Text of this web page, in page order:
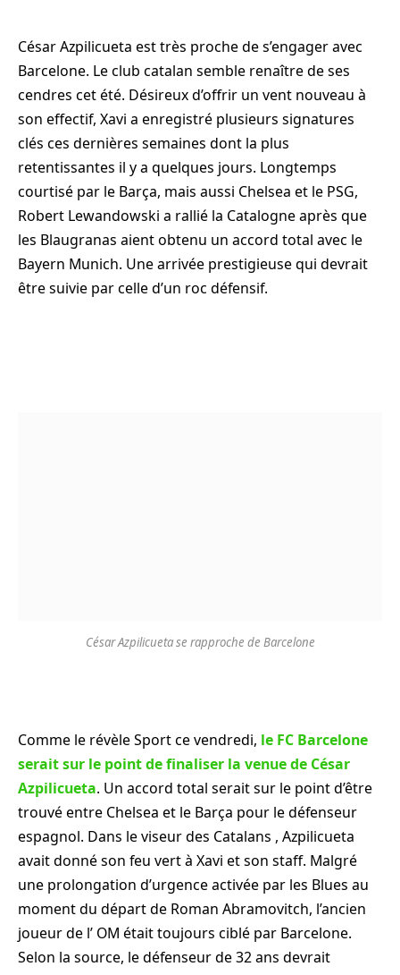
César Azpilicueta est très proche de s’engager avec
Barcelone. Le club catalan semble renaître de ses
cendres cet été. Désireux d’offrir un vent nouveau à
son effectif, Xavi a enregistré plusieurs signatures
clés ces dernières semaines dont la plus
retentissantes il y a quelques jours. Longtemps
courtisé par le Barça, mais aussi Chelsea et le PSG,
Robert Lewandowski a rallié la Catalogne après que
les Blaugranas aient obtenu un accord total avec le
Bayern Munich. Une arrivée prestigieuse qui devrait
être suivie par celle d’un roc défensif.
César Azpilicueta se rapproche de Barcelone
Comme le révèle Sport ce vendredi, le FC Barcelone
serait sur le point de finaliser la venue de César
Azpilicueta. Un accord total serait sur le point d’être
trouvé entre Chelsea et le Barça pour le défenseur
espagnol. Dans le viseur des Catalans , Azpilicueta
avait donné son feu vert à Xavi et son staff. Malgré
une prolongation d’urgence activée par les Blues au
moment du départ de Roman Abramovitch, l’ancien
joueur de l’ OM était toujours ciblé par Barcelone.
Selon la source, le défenseur de 32 ans devrait